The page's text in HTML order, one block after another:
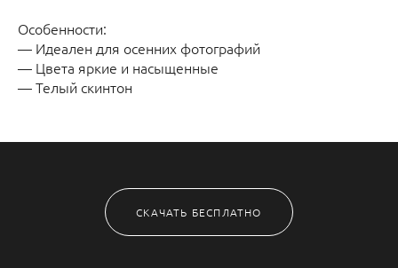
Особенности:
— Идеален для осенних фотографий
— Цвета яркие и насыщенные
— Телый скинтон
СКАЧАТЬ БЕСПЛАТНО